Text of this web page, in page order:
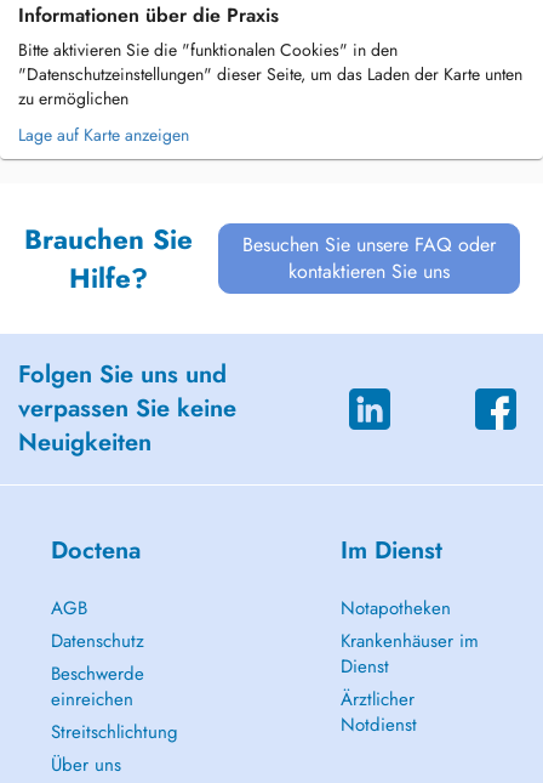
Informationen über die Praxis
Bitte aktivieren Sie die "funktionalen Cookies" in den
"Datenschutzeinstellungen" dieser Seite, um das Laden der Karte unten
zu ermöglichen
Lage auf Karte anzeigen
Brauchen Sie
Hilfe?
Besuchen Sie unsere FAQ oder
kontaktieren Sie uns
Folgen Sie uns und
verpassen Sie keine
Neuigkeiten
Doctena
AGB
Datenschutz
Beschwerde
einreichen
Streitschlichtung
Über uns
Im Dienst
Notapotheken
Krankenhäuser im
Dienst
Ärztlicher
Notdienst